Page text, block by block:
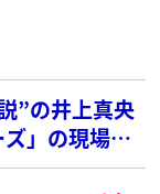
”の井上真央
」の現場で